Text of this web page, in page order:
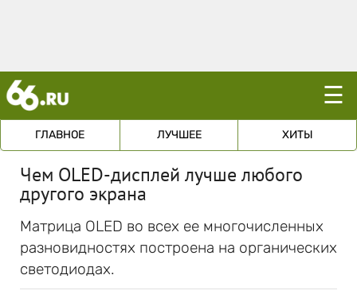
☰
ГЛАВНОЕ ЛУЧШЕЕ ХИТЫ
Чем OLED-дисплей лучше любого
другого экрана
Матрица OLED во всех ее многочисленных
разновидностях построена на органических
светодиодах.